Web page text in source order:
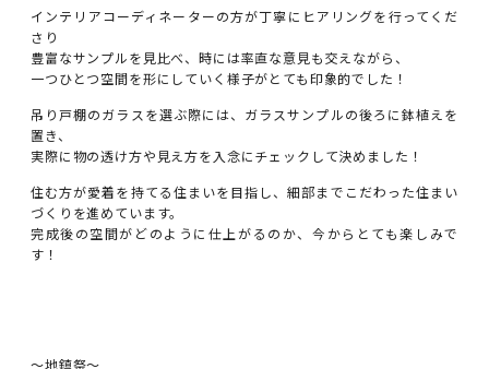
インテリアコーディネーターの方が丁寧にヒアリングを行ってくだ
さり
豊富なサンプルを見比べ、時には率直な意見も交えながら、
一つひとつ空間を形にしていく様子がとても印象的でした！
吊り戸棚のガラスを選ぶ際には、ガラスサンプルの後ろに鉢植えを
置き、
実際に物の透け方や見え方を入念にチェックして決めました！
住む方が愛着を持てる住まいを目指し、細部までこだわった住まい
づくりを進めています。
完成後の空間がどのように仕上がるのか、今からとても楽しみで
す！
～地鎮祭～